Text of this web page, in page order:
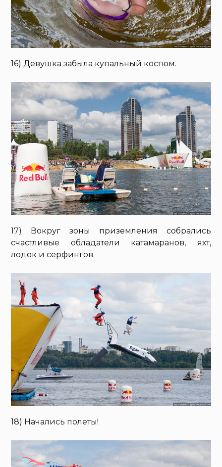
16) Девушка забыла купальный костюм.
17) Вокруг зоны приземления собрались
счастливые обладатели катамаранов, яхт,
лодок и серфингов.
18) Начались полеты!